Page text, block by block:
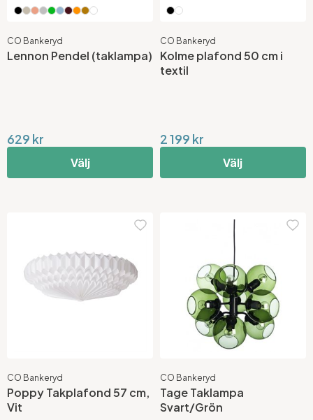
CO Bankeryd
Lennon Pendel (taklampa)
629 kr
Välj
CO Bankeryd
Kolme plafond 50 cm i
textil
2 199 kr
Välj
CO Bankeryd
Poppy Takplafond 57 cm,
Vit
CO Bankeryd
Tage Taklampa
Svart/Grön